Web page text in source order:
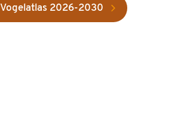
2026-2030